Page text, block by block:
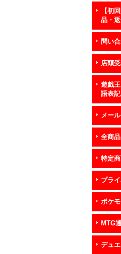
【初
品・
問い
店頭
遊戯
語表
メー
全商
特定
プラ
ポケ
MTG
デュ